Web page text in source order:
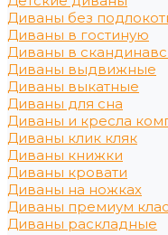
Диваны без
Диваны в гостиную
Диваны в
Диваны выдвижные
Диваны выкатные
Диваны для сна
Диваны и кресла
Диваны клик кляк
Диваны книжки
Диваны кровати
Диваны на ножках
Диваны премиум
Диваны раскладные